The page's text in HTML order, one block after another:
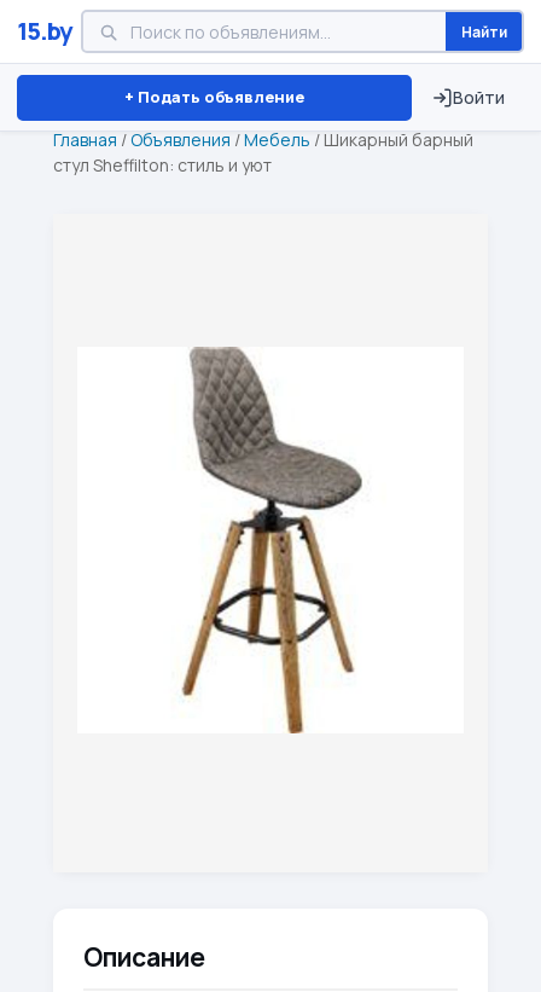
15.by Найти
+ Подать объявление Войти
Минск Витебск Брест ⏱ ТОЛЬКО 15 ДНЕЙ
Главная /Объявления /Мебель / Шикарный барный
стул Sheffilton: стиль и уют
Описание